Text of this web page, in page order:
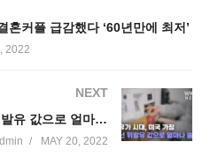
혼커플 급감했다 ‘60년만에 최저’
2022
NEXT
고유가 시대, 미국 가정 일년 휘발유 값으로 얼마나 쓸까
MAY 20, 2022